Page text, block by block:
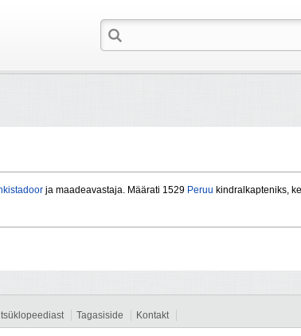
ja maadeavastaja. Määrati 1529 Peruu kindralkapteniks,
Tagasiside Kontakt